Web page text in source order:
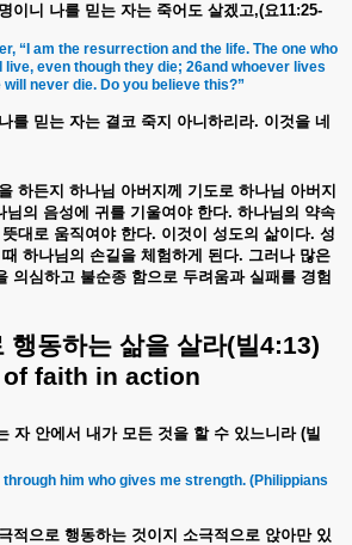
이니 나를 믿는 자는 죽어도 살겠고,(요11:25-
“I am the resurrection and the life. The one who
live, even though they die; 26and whoever lives
will never die. Do you believe this?”
나를 믿는 자는 결코 죽지 아니하리라. 이것을 네
하든지 하나님 아버지께 기도로 하나님 아버지
님의 음성에 귀를 기울여야 한다. 하나님의 약속
뜻대로 움직여야 한다. 이것이 성도의 삶이다. 성
때 하나님의 손길을 체험하게 된다. 그러나 많은
의심하고 불순종 함으로 두려움과 실패를 경험
행동하는 삶을 살라(빌4:13)
faith in action
자 안에서 내가 모든 것을 할 수 있느니라(빌
through him who gives me strength. (Philippians
적으로 행동하는 것이지 소극적으로 앉아만 있